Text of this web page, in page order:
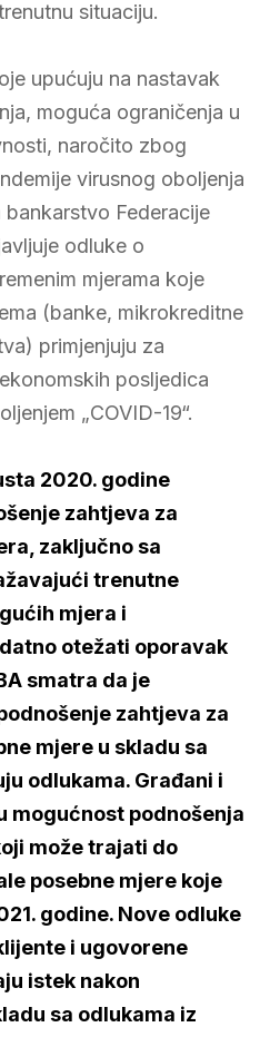
situaciju.
upućuju na nastavak
moguća ograničenja u
naročito zbog
virusnog oboljenja
bankarstvo Federacije
odluke o
mjerama koje
(banke, mikrokreditne
primjenjuju za
posljedica
„COVID-19“.
2020. godine
zahtjeva za
zaključno sa
trenutne
mjera i
otežati oporavak
smatra da je
zahtjeva za
mjere u skladu sa
odlukama. Građani i
mogućnost podnošenja
može trajati do
posebne mjere koje
godine. Nove odluke
i ugovorene
istek nakon
sa odlukama iz